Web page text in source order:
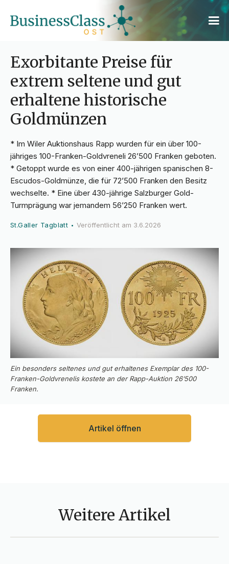
Exorbitante Preise für
extrem seltene und gut
erhaltene historische
Goldmünzen
* Im Wiler Auktionshaus Rapp wurden für ein über 100-
jähriges 100-Franken-Goldvreneli 26’500 Franken geboten.
* Getoppt wurde es von einer 400-jährigen spanischen 8-
Escudos-Goldmünze, die für 72’500 Franken den Besitz
wechselte. * Eine über 430-jährige Salzburger Gold-
Turmprägung war jemandem 56’250 Franken wert.
St.Galler Tagblatt •Veröffentlicht am 3.6.2026
Ein besonders seltenes und gut erhaltenes Exemplar des 100-
Franken-Goldvrenelis kostete an der Rapp-Auktion 26’500
Franken.
Artikel öffnen
Weitere Artikel